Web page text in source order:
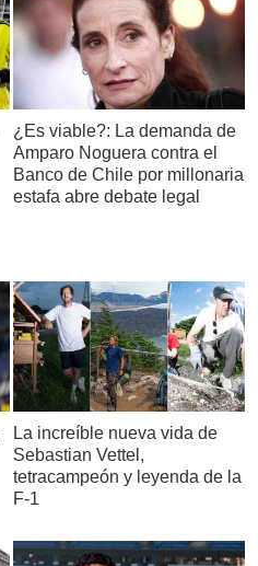
¿Es viable?: La demanda de
Amparo Noguera contra el
Banco de Chile por millonaria
estafa abre debate legal
La increíble nueva vida de
Sebastian Vettel,
tetracampeón y leyenda de la
F-1